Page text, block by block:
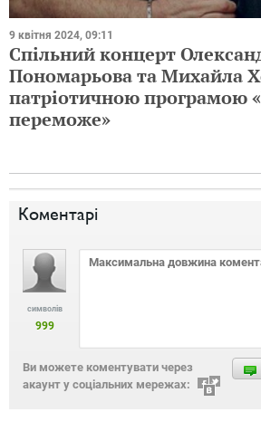
9 квітня 2024, 09:11
Спільний концерт
Пономарьова та Михайла
патріотичною програмою
переможе»
Коментарі
символів
999
Ви можете коментувати через
акаунт у соціальних мережах: